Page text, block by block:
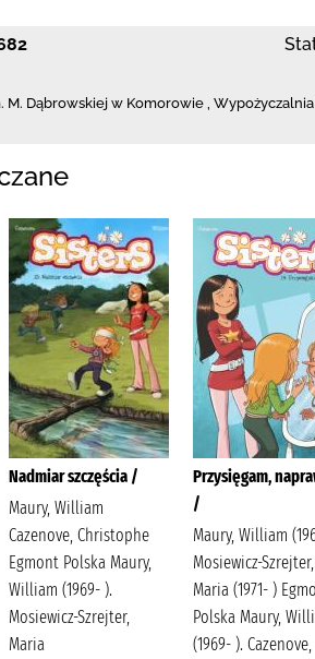
M. Dąbrowskiej w Komorowie , Wypożyczalnia
Nadmiar szczęścia /
Maury, William
Cazenove, Christophe
Egmont Polska Maury,
William (1969- ).
Mosiewicz-Szrejter,
Maria
Przysięgam,
/
Maury, William
Mosiewicz-Szrejter,
Maria (1971- )
Polska Maury,
(1969- ). Cazenove,